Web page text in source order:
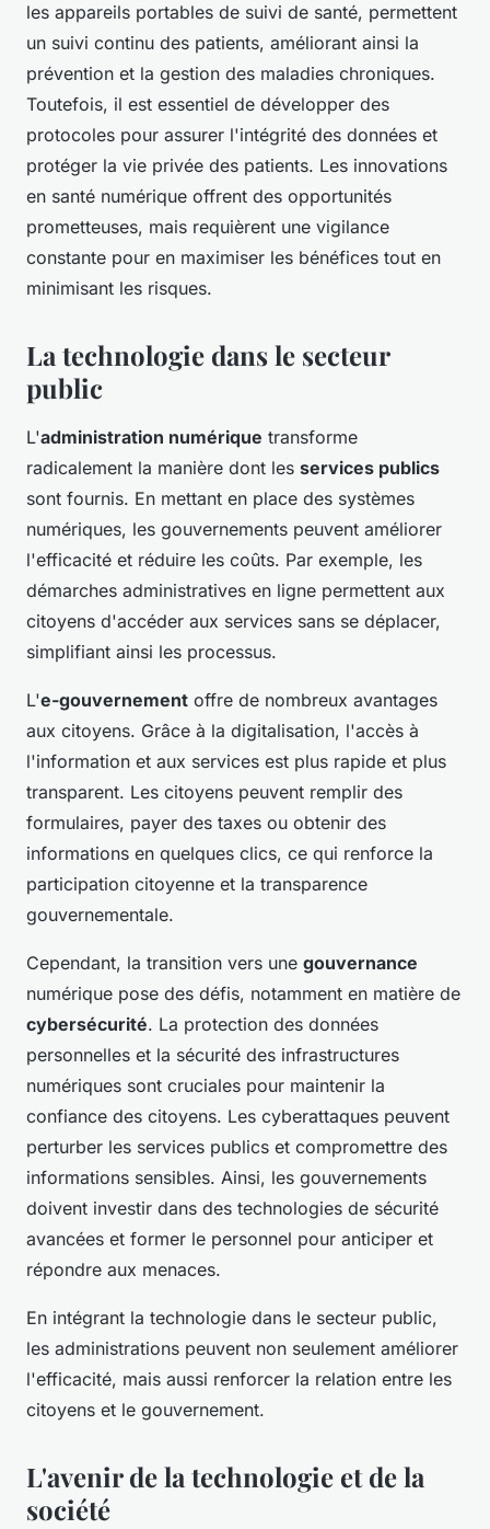
les appareils portables de suivi de santé, permettent
un suivi continu des patients, améliorant ainsi la
prévention et la gestion des maladies chroniques.
Toutefois, il est essentiel de développer des
protocoles pour assurer l'intégrité des données et
protéger la vie privée des patients. Les innovations
en santé numérique offrent des opportunités
prometteuses, mais requièrent une vigilance
constante pour en maximiser les bénéfices tout en
minimisant les risques.
La technologie dans le secteur
public
L'administration numérique transforme
radicalement la manière dont les services publics
sont fournis. En mettant en place des systèmes
numériques, les gouvernements peuvent améliorer
l'efficacité et réduire les coûts. Par exemple, les
démarches administratives en ligne permettent aux
citoyens d'accéder aux services sans se déplacer,
simplifiant ainsi les processus.
L'e-gouvernement offre de nombreux avantages
aux citoyens. Grâce à la digitalisation, l'accès à
l'information et aux services est plus rapide et plus
transparent. Les citoyens peuvent remplir des
formulaires, payer des taxes ou obtenir des
informations en quelques clics, ce qui renforce la
participation citoyenne et la transparence
gouvernementale.
Cependant, la transition vers une gouvernance
numérique pose des défis, notamment en matière de
cybersécurité. La protection des données
personnelles et la sécurité des infrastructures
numériques sont cruciales pour maintenir la
confiance des citoyens. Les cyberattaques peuvent
perturber les services publics et compromettre des
informations sensibles. Ainsi, les gouvernements
doivent investir dans des technologies de sécurité
avancées et former le personnel pour anticiper et
répondre aux menaces.
En intégrant la technologie dans le secteur public,
les administrations peuvent non seulement améliorer
l'efficacité, mais aussi renforcer la relation entre les
citoyens et le gouvernement.
L'avenir de la technologie et de la
société